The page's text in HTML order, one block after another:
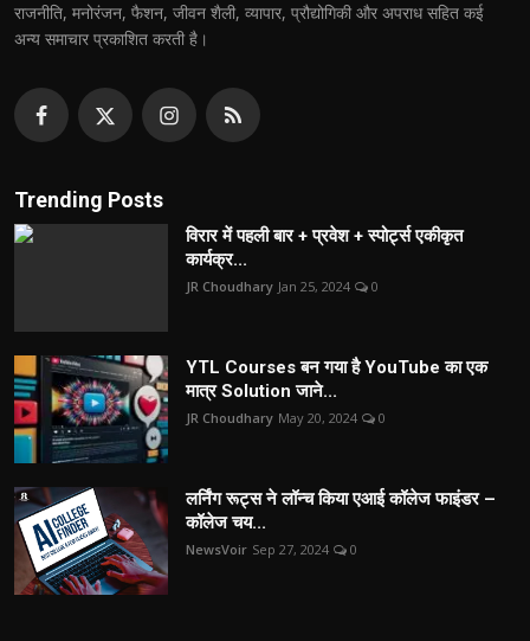
राजनीति, मनोरंजन, फैशन, जीवन शैली, व्यापार, प्रौद्योगिकी और अपराध सहित कई
अन्य समाचार प्रकाशित करती है।
Trending Posts
विरार में पहली बार + प्रवेश + स्पोर्ट्स एकीकृत
कार्यक्र...
JR Choudhary Jan 25, 2024 0
YTL Courses बन गया है YouTube का एक
मात्र Solution जाने...
JR Choudhary May 20, 2024 0
लर्निंग रूट्स ने लॉन्च किया एआई कॉलेज फाइंडर –
कॉलेज चय...
NewsVoir Sep 27, 2024 0